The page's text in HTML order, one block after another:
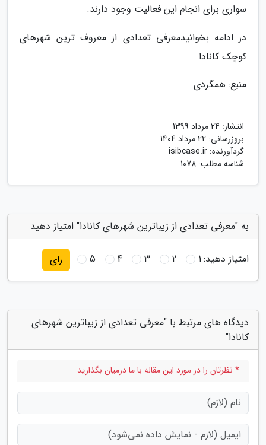
سواری برای انجام این فعالیت وجود دارند.
در ادامه بخوانیدمعرفی تعدادی از معروف ترین شهرهای
کوچک کانادا
منبع: همگردی
انتشار: 24 مرداد 1399
بروزرسانی: 22 مرداد 1404
گردآورنده: isibcase.ir
شناسه مطلب: 1078
به "معرفی تعدادی از زیباترین شهرهای کانادا" امتیاز دهید
امتیاز دهید:1
2
3
4
5 رای
دیدگاه های مرتبط با "معرفی تعدادی از زیباترین شهرهای
کانادا"
* نظرتان را در مورد این مقاله با ما درمیان بگذارید